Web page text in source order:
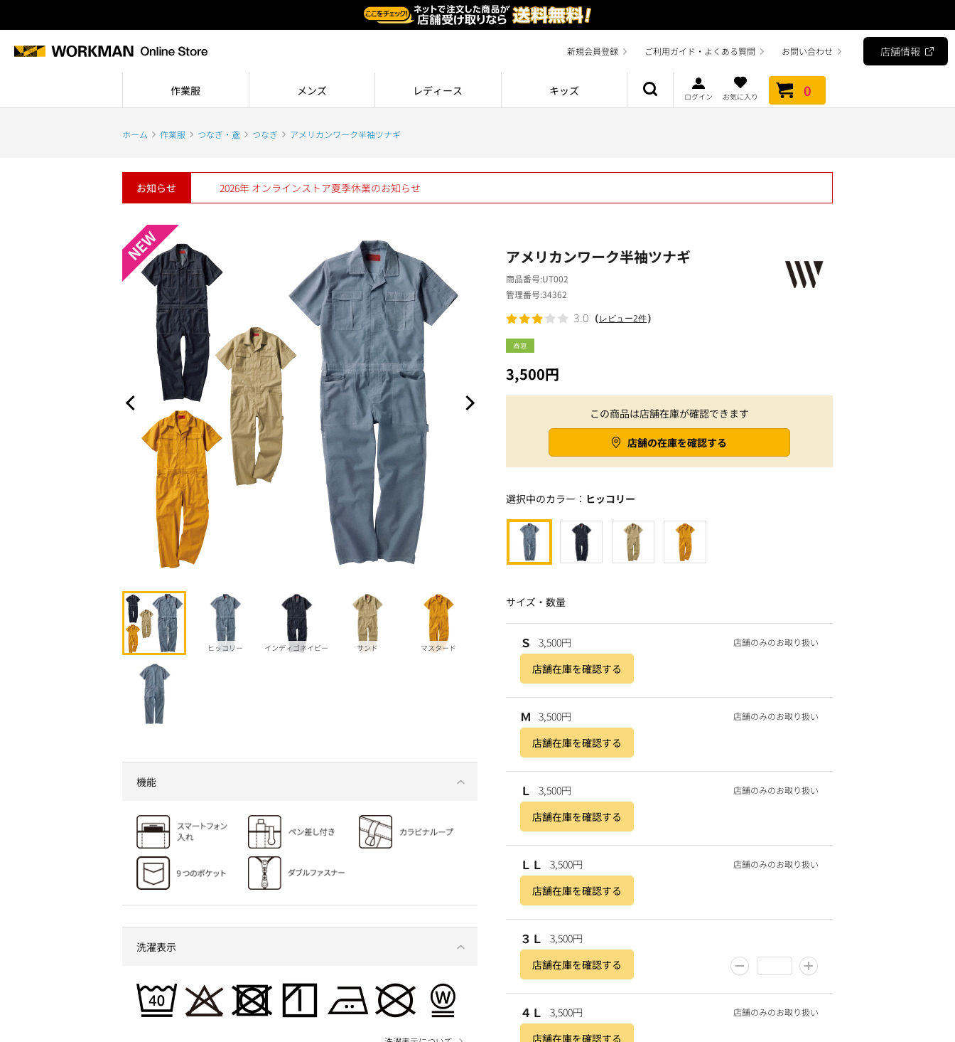
新規会員登録 ご利用ガイド・よくある質問 お問い合わせ 店舗情報
作業服 メンズ レディース キッズ ログイン お気に入り 0
ホーム 作業服 つなぎ・鳶 つなぎ アメリカンワーク半袖ツナギ
お知らせ 2026年 オンラインストア夏季休業のお知らせ
ヒッコリー インディゴネイビー サンド マスタード
機能
洗濯表示
春夏
この商品は店舗在庫が確認できます
店舗の在庫を確認する
アメリカンワーク半袖ツナギ
3,500円
商品番号 UT002
管理番号34362
3.0 （レビュー2件）
選択中のカラー： ヒッコリー
サイズ・数量
Ｓ 3,500円 店舗のみのお取り扱い
店舗在庫を確認する
Ｍ 3,500円 店舗のみのお取り扱い
店舗在庫を確認する
Ｌ 3,500円 店舗のみのお取り扱い
店舗在庫を確認する
ＬＬ 3,500円 店舗のみのお取り扱い
店舗在庫を確認する
３Ｌ
3,500円
店舗在庫を確認する
４Ｌ 3,500円 店舗のみのお取り扱い
店舗在庫を確認する